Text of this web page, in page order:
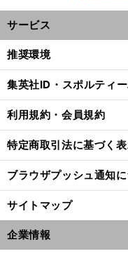
サービス
推奨環境
集英社ID・スポルティ
利用規約・会員規約
特定商取引法に基づく
ブラウザプッシュ通知
サイトマップ
企業情報